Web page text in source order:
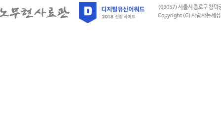
(03057) 서울시 종로구 창덕
Copyright (C) 사람사는세